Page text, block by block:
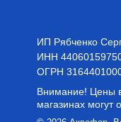
Внимание! Цены
магазинах могут
ИП Рябченко
ИНН
OГРН